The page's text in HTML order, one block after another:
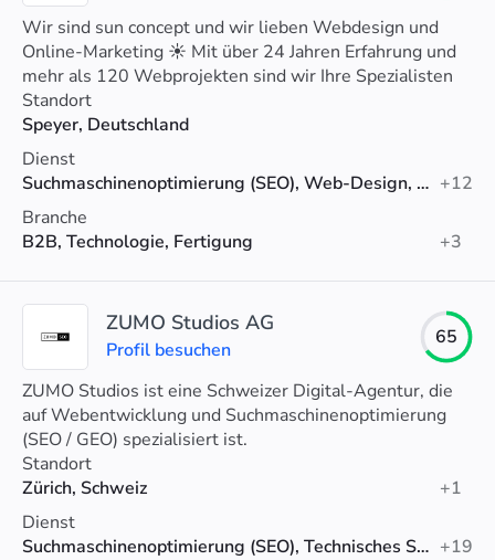
Wir sind sun concept und wir lieben Webdesign und
Online-Marketing ☀️ Mit über 24 Jahren Erfahrung und
mehr als 120 Webprojekten sind wir Ihre Spezialisten
für (Web-)Design, Usability und digitales Marketing.
Standort
Speyer, Deutschland
Dienst
Suchmaschinenoptimierung (SEO), Web-Design, Webentwicklung +12
Branche
B2B, Technologie, Fertigung
+3
ZUMO Studios AG
Profil besuchen
65
ZUMO Studios ist eine Schweizer Digital-Agentur, die
auf Webentwicklung und Suchmaschinenoptimierung
(SEO / GEO) spezialisiert ist.
Standort
Zürich, Schweiz
+1
Dienst
Suchmaschinenoptimierung (SEO), Technisches SEO, SEO-Beratung +19